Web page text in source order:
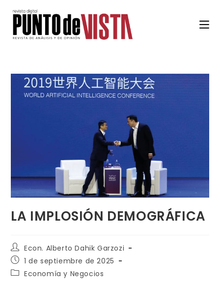
LA IMPLOSIÓN DEMOGRÁFICA
Econ. Alberto Dahik Garzozi
1 de septiembre de 2025
Economía y Negocios